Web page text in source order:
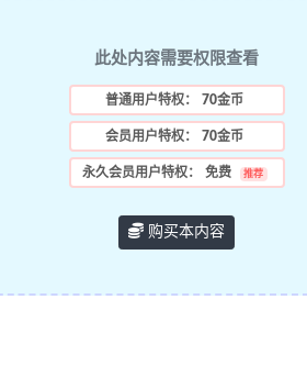
此处内容需要权限查看
普通用户特权： 70金币
会员用户特权： 70金币
永久会员用户特权： 免费 推荐
购买本内容